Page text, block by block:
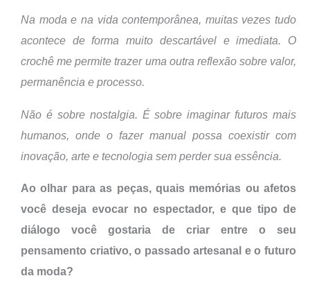
Na moda e na vida contemporânea, muitas vezes tudo
acontece de forma muito descartável e imediata. O
crochê me permite trazer uma outra reflexão sobre valor,
permanência e processo.
Não é sobre nostalgia. É sobre imaginar futuros mais
humanos, onde o fazer manual possa coexistir com
inovação, arte e tecnologia sem perder sua essência.
Ao olhar para as peças, quais memórias ou afetos
você deseja evocar no espectador, e que tipo de
diálogo você gostaria de criar entre o seu
pensamento criativo, o passado artesanal e o futuro
da moda?